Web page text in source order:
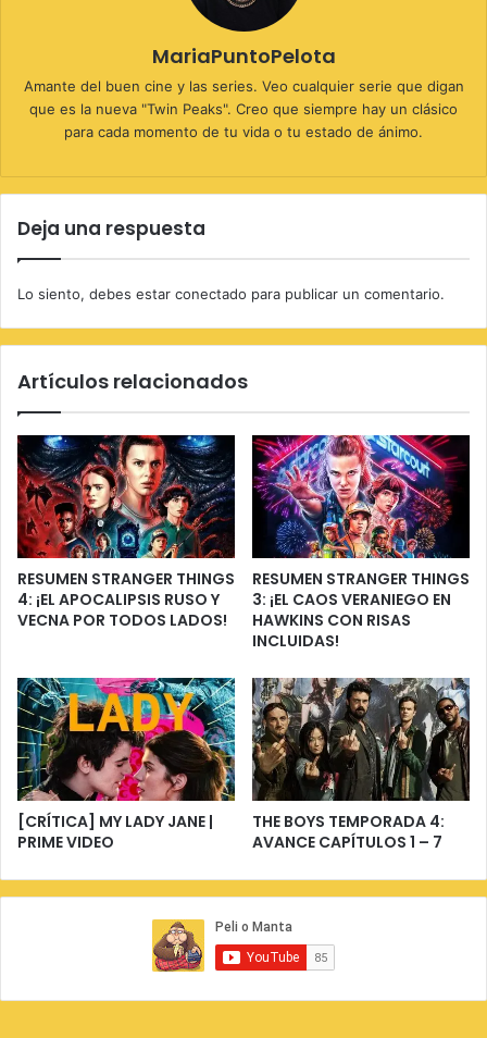
MariaPuntoPelota
Amante del buen cine y las series. Veo cualquier serie que digan
que es la nueva "Twin Peaks". Creo que siempre hay un clásico
para cada momento de tu vida o tu estado de ánimo.
Deja una respuesta
Lo siento, debes estar conectado para publicar un comentario.
Artículos relacionados
RESUMEN STRANGER THINGS
4: ¡EL APOCALIPSIS RUSO Y
VECNA POR TODOS LADOS!
RESUMEN STRANGER THINGS
3: ¡EL CAOS VERANIEGO EN
HAWKINS CON RISAS
INCLUIDAS!
[CRÍTICA] MY LADY JANE |
PRIME VIDEO
THE BOYS TEMPORADA 4:
AVANCE CAPÍTULOS 1 – 7